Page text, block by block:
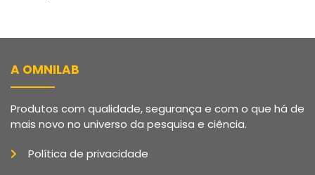
A OMNILAB
Produtos com qualidade, segurança e com o que há de
mais novo no universo da pesquisa e ciência.
Política de privacidade